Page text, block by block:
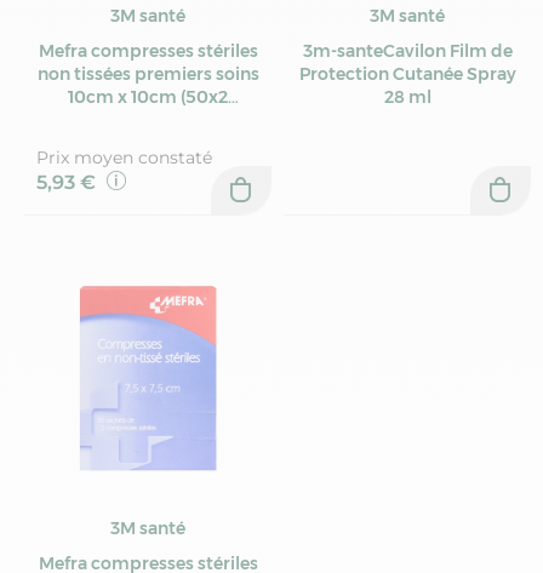
3M santé
Mefra compresses stériles
non tissées premiers soins
10cm x 10cm (50x2
Prix moyen constaté
5,93 €
3M santé
3m-santeCavilon Film de
Protection Cutanée Spray
28 ml
3M santé
Mefra compresses stériles